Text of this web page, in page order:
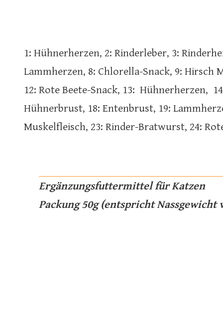
1: Hühnerherzen, 2: Rinderleber, 3:
Lammherzen, 8: Chlorella-Snack, 9: Hirsch
12: Rote Beete-Snack, 13: Hühnerherzen,
Hühnerbrust, 18: Entenbrust, 19:
Muskelfleisch, 23: Rinder-Bratwurst, 24:
Ergänzungsfuttermittel für Katzen
Packung 50g (entspricht